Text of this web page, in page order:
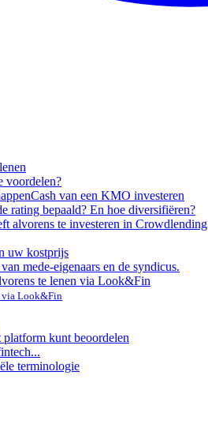
voordelen?
Cash van een KMO investeren
rating bepaald? En hoe diversifiëren?
alvorens te investeren in Crowdlending
uw kostprijs
mede-eigenaars en de syndicus.
te lenen via Look&Fin
via Look&Fin
platform kunt beoordelen
terminologie